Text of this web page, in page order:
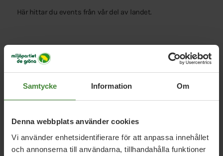
Samtycke Information Om
Denna webbplats använder cookies
Vi använder enhetsidentifierare för att anpassa innehållet
och annonserna till användarna, tillhandahålla funktioner
Här hittar du events från vår del av landet.
Klimatpromenader
🕙 Tid: Varje lördag kl. 10.00
📅 Period: Vecka 18–37, 2026